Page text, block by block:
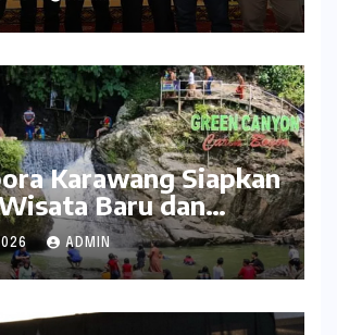
Karawang Siapkan
Baru dan
Pattern
ADMIN